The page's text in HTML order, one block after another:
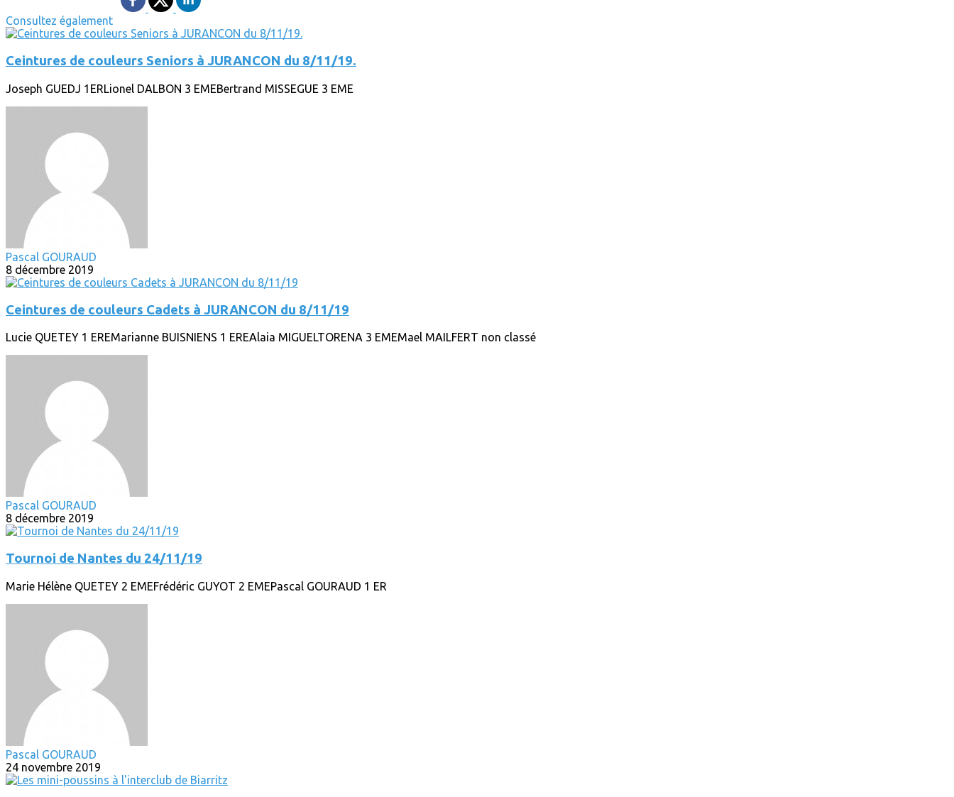
Consultez également
Ceintures de couleurs Seniors à JURANCON du 8/11/19.
Joseph GUEDJ 1ERLionel DALBON 3 EMEBertrand MISSEGUE 3 EME
Pascal GOURAUD
8 décembre 2019
Ceintures de couleurs Cadets à JURANCON du 8/11/19
Lucie QUETEY 1 EREMarianne BUISNIENS 1 EREAlaia MIGUELTORENA 3 EMEMael MAILFERT non classé
Pascal GOURAUD
8 décembre 2019
Tournoi de Nantes du 24/11/19
Marie Hélène QUETEY 2 EMEFrédéric GUYOT 2 EMEPascal GOURAUD 1 ER
Pascal GOURAUD
24 novembre 2019